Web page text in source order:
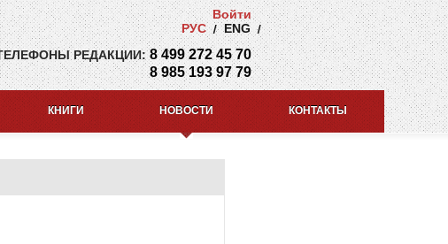
Войти
РУС
ENG
РЕДАКЦИИ:8 499 272 45 70
8 985 193 97 79
КНИГИ НОВОСТИ КОНТАКТЫ